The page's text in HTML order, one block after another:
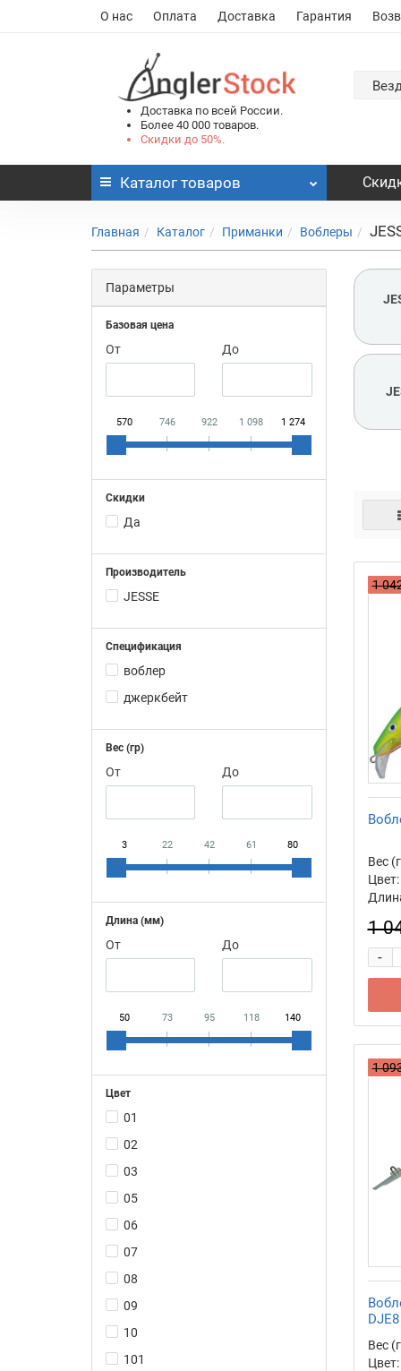
О нас Оплата Доставка Гарантия
Доставка по всей России.
Более 40 000 товаров.
Скидки до 50%.
Каталог товаров
Главная Каталог Приманки Воблеры
Параметры
Базовая цена
От До
570 746 922 1 098 1 274
Скидки
Да
Производитель
JESSE
Спецификация
воблер
джеркбейт
Вес (гр)
От До
3 22 42 61 80
Длина (мм)
От До
50 73 95 118 140
Цвет
01
02
03
05
06
07
08
09
10
101
1
Вес
Цвет:
1
-
1
Вес
Цвет: